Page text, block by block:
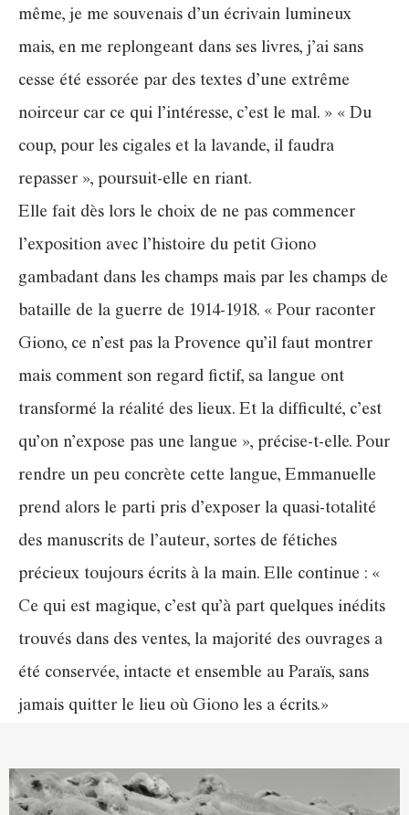
même, je me souvenais d’un écrivain lumineux
mais, en me replongeant dans ses livres, j’ai sans
cesse été essorée par des textes d’une extrême
noirceur car ce qui l’intéresse, c’est le mal. » « Du
coup, pour les cigales et la lavande, il faudra
repasser », poursuit-elle en riant.
Elle fait dès lors le choix de ne pas commencer
l’exposition avec l’histoire du petit Giono
gambadant dans les champs mais par les champs de
bataille de la guerre de 1914-1918. « Pour raconter
Giono, ce n’est pas la Provence qu’il faut montrer
mais comment son regard fictif, sa langue ont
transformé la réalité des lieux. Et la difficulté, c’est
qu’on n’expose pas une langue », précise-t-elle. Pour
rendre un peu concrète cette langue, Emmanuelle
prend alors le parti pris d’exposer la quasi-totalité
des manuscrits de l’auteur, sortes de fétiches
précieux toujours écrits à la main. Elle continue : «
Ce qui est magique, c’est qu’à part quelques inédits
trouvés dans des ventes, la majorité des ouvrages a
été conservée, intacte et ensemble au Paraïs, sans
jamais quitter le lieu où Giono les a écrits.»